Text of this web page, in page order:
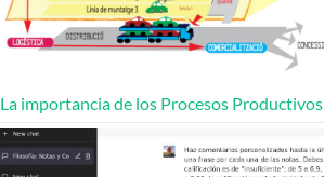
La importancia de los Procesos Productivos.